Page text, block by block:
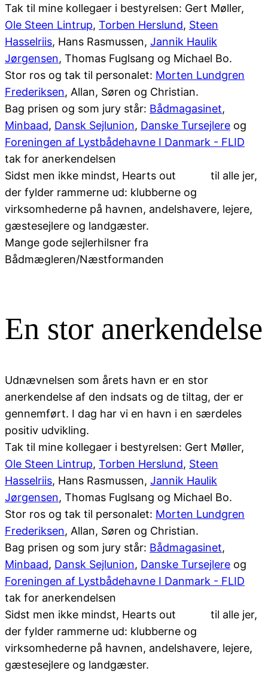
Tak til mine kollegaer i bestyrelsen: Gert Møller,
Ole Steen Lintrup, Torben Herslund, Steen
Hasselriis, Hans Rasmussen, Jannik Haulik
Jørgensen, Thomas Fuglsang og Michael Bo.
Stor ros og tak til personalet: Morten Lundgren
Frederiksen, Allan, Søren og Christian.
Bag prisen og som jury står: Bådmagasinet,
Minbaad, Dansk Sejlunion, Danske Tursejlere og
Foreningen af Lystbådehavne I Danmark - FLID
tak for anerkendelsen
Sidst men ikke mindst, Hearts out
til alle jer,
der fylder rammerne ud: klubberne og
virksomhederne på havnen, andelshavere, lejere,
gæstesejlere og landgæster.
Mange gode sejlerhilsner fra
Bådmægleren/Næstformanden
En stor anerkendelse
Udnævnelsen som årets havn er en stor
anerkendelse af den indsats og de tiltag, der er
gennemført. I dag har vi en havn i en særdeles
positiv udvikling.
Tak til mine kollegaer i bestyrelsen: Gert Møller,
Ole Steen Lintrup, Torben Herslund, Steen
Hasselriis, Hans Rasmussen, Jannik Haulik
Jørgensen, Thomas Fuglsang og Michael Bo.
Stor ros og tak til personalet: Morten Lundgren
Frederiksen, Allan, Søren og Christian.
Bag prisen og som jury står: Bådmagasinet,
Minbaad, Dansk Sejlunion, Danske Tursejlere og
Foreningen af Lystbådehavne I Danmark - FLID
tak for anerkendelsen
Sidst men ikke mindst, Hearts out
til alle jer,
der fylder rammerne ud: klubberne og
virksomhederne på havnen, andelshavere, lejere,
gæstesejlere og landgæster.